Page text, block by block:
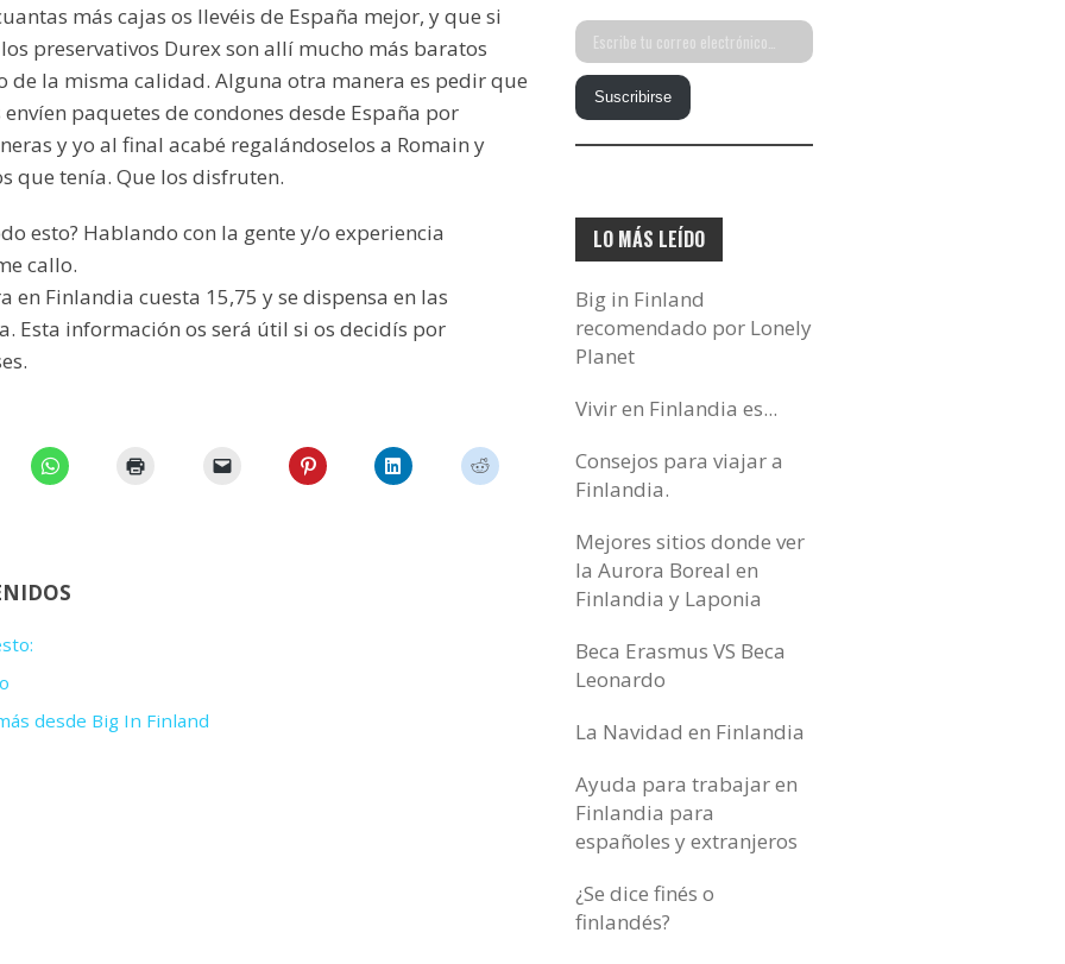
más cajas os llevéis de España mejor, y que si
preservativos Durex son allí mucho más baratos
de la misma calidad. Alguna otra manera es pedir que
paquetes de condones desde España por
y yo al final acabé regalándoselos a Romain y
que tenía. Que los disfruten.
esto? Hablando con la gente y/o experiencia
callo.
en Finlandia cuesta 15,75 y se dispensa en las
Esta información os será útil si os decidís por
desde Big In Finland
Escribe
tu
correo
electrónico…
Suscribirse
LO MÁS LEÍDO
Big in Finland
recomendado por Lonely
Planet
Vivir en Finlandia es...
Consejos para viajar a
Finlandia.
Mejores sitios donde ver
la Aurora Boreal en
Finlandia y Laponia
Beca Erasmus VS Beca
Leonardo
La Navidad en Finlandia
Ayuda para trabajar en
Finlandia para
españoles y extranjeros
¿Se dice finés o
finlandés?